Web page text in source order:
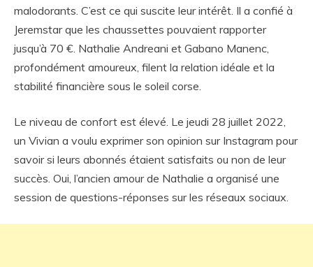
malodorants. C’est ce qui suscite leur intérêt. Il a confié à
Jeremstar que les chaussettes pouvaient rapporter
jusqu’à 70 €. Nathalie Andreani et Gabano Manenc,
profondément amoureux, filent la relation idéale et la
stabilité financière sous le soleil corse.
Le niveau de confort est élevé. Le jeudi 28 juillet 2022,
un Vivian a voulu exprimer son opinion sur Instagram pour
savoir si leurs abonnés étaient satisfaits ou non de leur
succès. Oui, l’ancien amour de Nathalie a organisé une
session de questions-réponses sur les réseaux sociaux.